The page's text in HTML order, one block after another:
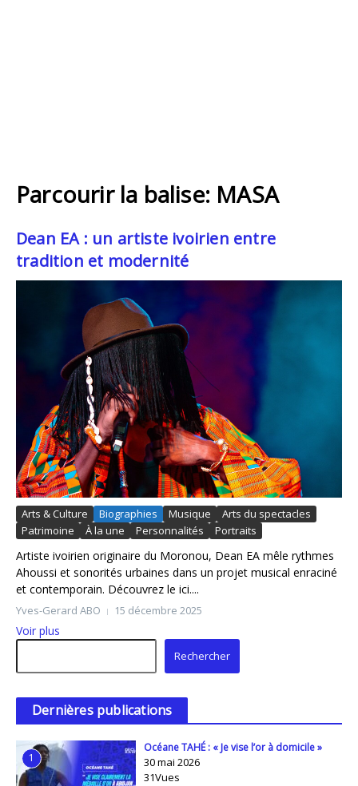
Parcourir la balise: MASA
Dean EA : un artiste ivoirien entre
tradition et modernité
Arts & Culture Biographies Musique
Arts du spectacles
Patrimoine
À la une Personnalités Portraits
Artiste ivoirien originaire du Moronou, Dean EA mêle rythmes
Ahoussi et sonorités urbaines dans un projet musical enraciné
et contemporain. Découvrez le ici....
Yves-Gerard ABO 15 décembre 2025
Voir plus
Rechercher
Dernières publications
1
Océane TAHÉ : « Je vise l’or à domicile »
30 mai 2026
31Vues